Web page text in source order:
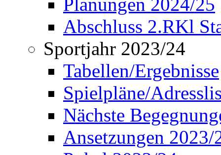
Abschluss 2.RKl
Sportjahr 2023/24
Tabellen/Ergebnisse
Spielpläne/
Nächste
Ansetzungen 2023/